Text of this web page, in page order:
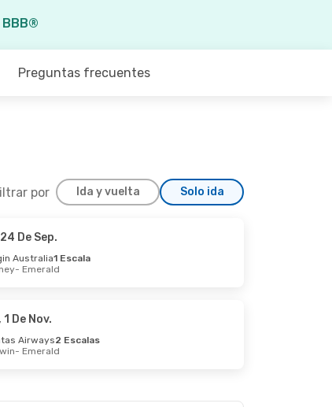
Preguntas frecuentes
por Ida y vuelta Solo ida
De Sep.
Australia1 Escala
- Emerald
1 De Nov.
Airways2 Escalas
- Emerald